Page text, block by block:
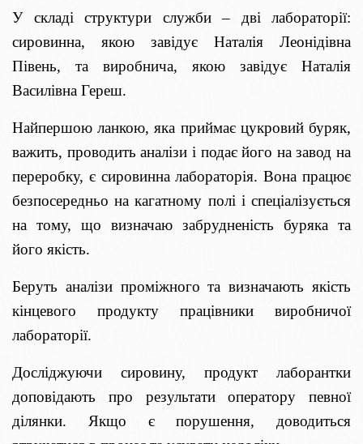
У складі структури служби – дві лабораторії:
сировинна, якою завідує Наталія Леонідівна
Півень, та виробнича, якою завідує Наталія
Василівна Гереш.
Найпершою ланкою, яка приймає цукровий буряк,
важить, проводить аналізи і подає його на завод на
переробку, є сировинна лабораторія. Вона працює
безпосередньо на кагатному полі і спеціалізується
на тому, що визначаю забрудненість буряка та
його якість.
Беруть аналізи проміжного та визначають якість
кінцевого продукту працівники виробничої
лабораторії.
Досліджуючи сировину, продукт лаборантки
доповідають про результати оператору певної
ділянки. Якщо є порушення, доводиться